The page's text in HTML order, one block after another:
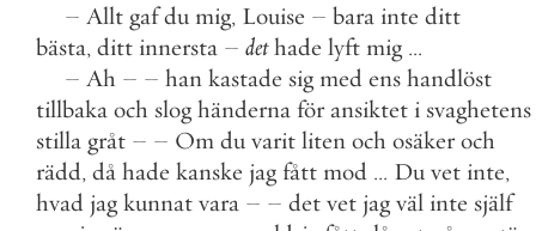
– Allt gaf du mig, Louise – bara inte ditt
bästa, ditt innersta – det hade lyft mig ...
– Ah – – han kastade sig med ens handlöst
tillbaka och slog händerna för ansiktet i svaghetens
stilla gråt – – Om du varit liten och osäker och
rädd, då hade kanske jag fått mod ... Du vet inte,
hvad jag kunnat vara – – det vet jag väl inte själf